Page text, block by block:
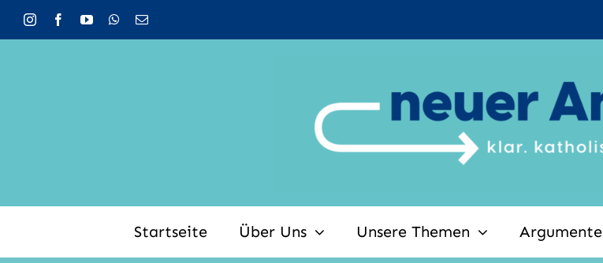
Zum
Inhalt
Startseite Über Uns Unsere Themen Argumente